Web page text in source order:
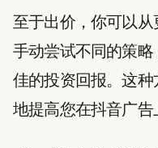
至于出价，你可以从
手动尝试不同的策
佳的投资回报。这
地提高您在抖音广告